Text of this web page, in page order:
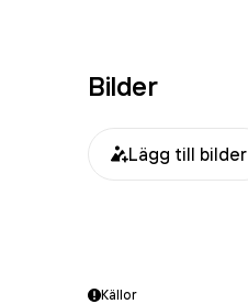
Bilder
Lägg till bilder
Källor